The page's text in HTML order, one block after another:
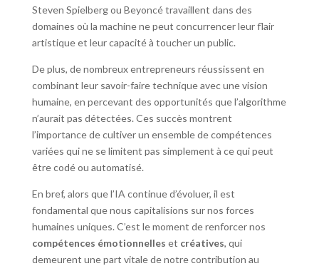
Steven Spielberg ou Beyoncé travaillent dans des
domaines où la machine ne peut concurrencer leur flair
artistique et leur capacité à toucher un public.
De plus, de nombreux entrepreneurs réussissent en
combinant leur savoir-faire technique avec une vision
humaine, en percevant des opportunités que l’algorithme
n’aurait pas détectées. Ces succès montrent
l’importance de cultiver un ensemble de compétences
variées qui ne se limitent pas simplement à ce qui peut
être codé ou automatisé.
En bref, alors que l’IA continue d’évoluer, il est
fondamental que nous capitalisions sur nos forces
humaines uniques. C’est le moment de renforcer nos
compétences émotionnelles et créatives, qui
demeurent une part vitale de notre contribution au